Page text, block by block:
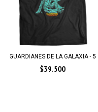
GUARDIANES DE LA GALAXIA - 5
$39.500